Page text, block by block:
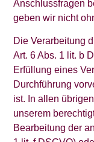
Anschlussfragen
geben wir nicht
Die Verarbeitung
Art. 6 Abs. 1 lit. b
Erfüllung eines
Durchführung
ist. In allen
unserem
Bearbeitung der